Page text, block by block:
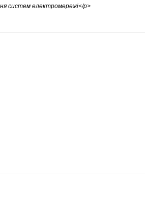
систем електромережі</p>